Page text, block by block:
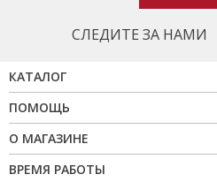
СЛЕДИТЕ ЗА НАМИ
КАТАЛОГ
ПОМОЩЬ
О МАГАЗИНЕ
ВРЕМЯ РАБОТЫ